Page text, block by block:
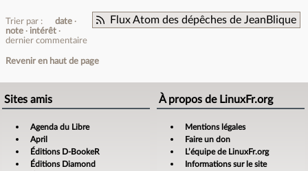
Flux Atom des dépêches de JeanBlique
Trier par :
date
note
intérêt
dernier commentaire
Revenir en haut de page
Sites amis
Agenda du Libre
April
Éditions D-BookeR
Éditions Diamond
À propos de LinuxFr.org
Mentions légales
Faire un don
L’équipe de LinuxFr.org
Informations sur le site